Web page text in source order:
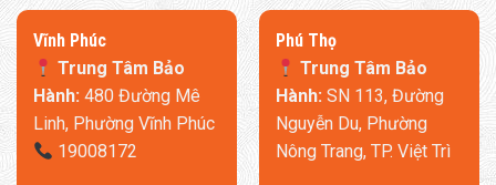
​Vĩnh Phúc
Trung Tâm Bảo
Hành:480 Đường Mê
Linh, Phường Vĩnh Phúc
19008172
​Phú Thọ
Trung Tâm Bảo
Hành:SN 113, Đường
Nguyễn Du, Phường
Nông Trang, TP. Việt Trì